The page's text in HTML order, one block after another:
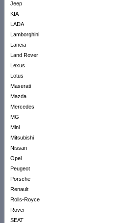
Jeep
KIA
LADA
Lamborghini
Lancia
Land Rover
Lexus
Lotus
Maserati
Mazda
Mercedes
MG
Mini
Mitsubishi
Nissan
Opel
Peugeot
Porsche
Renault
Rolls-Royce
Rover
SEAT